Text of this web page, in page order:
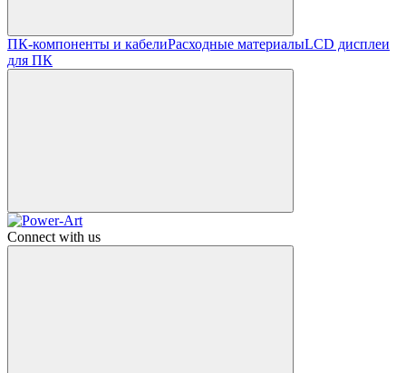
ПК-компоненты и кабелиРасходные материалыLCD дисплеи
для ПК
Connect with us